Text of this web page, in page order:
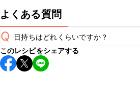
よくある質問
Q 日持ちはどれくらいですか？
保存期間は常温で2~3日が目安です。
し上がりください。
このレシピをシェアする